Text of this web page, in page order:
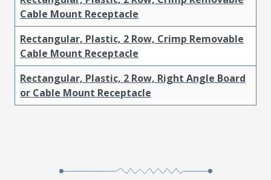
Cable Mount Receptacle
Rectangular, Plastic, 2 Row, Crimp Removable
Cable Mount Receptacle
Rectangular, Plastic, 2 Row, Right Angle Board
or Cable Mount Receptacle